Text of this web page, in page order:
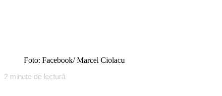
Foto: Facebook/ Marcel Ciolacu
2 minute de lectură